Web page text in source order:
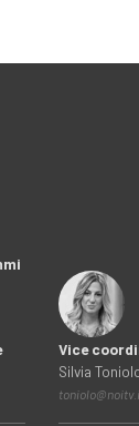
Vice
Silvia